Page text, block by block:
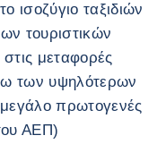
ισοζύγιο ταξιδιών
τουριστικών
μεταφορές
των υψηλότερων
πρωτογενές
ΑΕΠ)